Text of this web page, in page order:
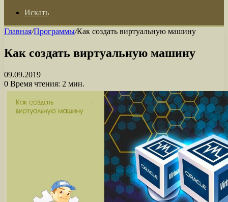
Искать
Главная/Программы/Как создать виртуальную машину
Как создать виртуальную машину
09.09.2019
0 Время чтения: 2 мин.